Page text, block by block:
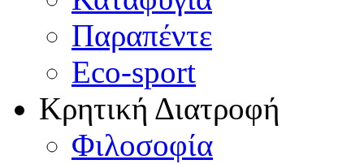
Παραπέντε
Eco-sport
Κρητική Διατροφή
Φιλοσοφία